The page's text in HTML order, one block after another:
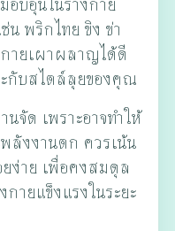
อบอุ่นในร่างกาย
น พริกไทย ขิง ข่า
กายเผาผลาญได้ดี
กับสไตล์ลุยของคุณ
จัด เพราะอาจทำให้
ลังงานตก ควรเน้น
ง่าย เพื่อคงสมดุล
กายแข็งแรงในระยะ